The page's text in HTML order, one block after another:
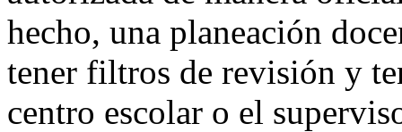
hecho, una planeación
tener filtros de revisión y
centro escolar o el